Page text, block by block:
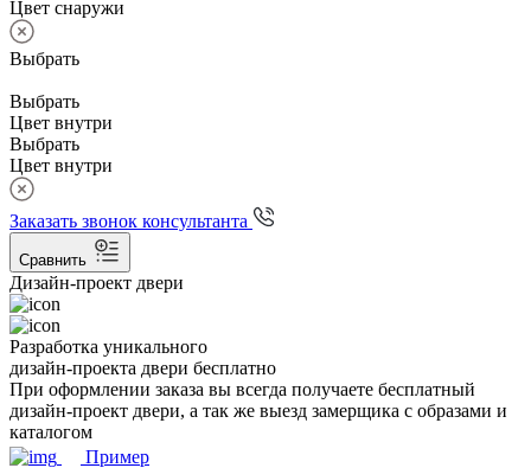
Цвет снаружи
Выбрать
Выбрать
Цвет внутри
Выбрать
Цвет внутри
Заказать звонок консультанта
Сравнить
Дизайн-проект двери
Разработка уникального
дизайн-проекта двери бесплатно
При оформлении заказа вы всегда получаете бесплатный
дизайн-проект двери, а так же выезд замерщика с образами и
каталогом
Пример